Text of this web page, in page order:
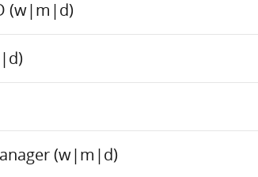
(w|m|d)
(w|m|d)